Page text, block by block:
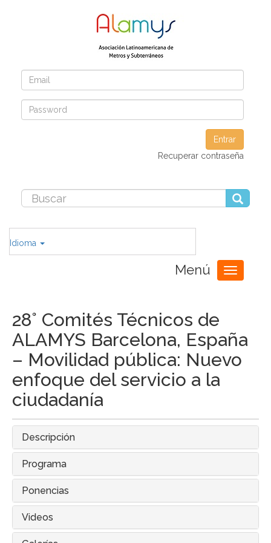
Entrar
Recuperar contraseña
Idioma
Menú
Toggle
navigation
28° Comités Técnicos de
ALAMYS Barcelona, España
– Movilidad pública: Nuevo
enfoque del servicio a la
ciudadanía
Descripción
Programa
Ponencias
Videos